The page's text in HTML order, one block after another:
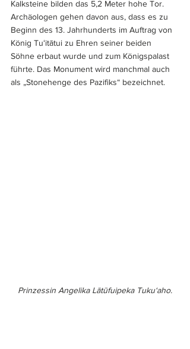
Kalksteine bilden das 5,2 Meter hohe Tor.
Archäologen gehen davon aus, dass es zu
Beginn des 13. Jahrhunderts im Auftrag von
König Tuʻitātui zu Ehren seiner beiden
Söhne erbaut wurde und zum Königspalast
führte. Das Monument wird manchmal auch
als „Stonehenge des Pazifiks“ bezeichnet.
Prinzessin Angelika Lātūfuipeka Tukuʻaho.